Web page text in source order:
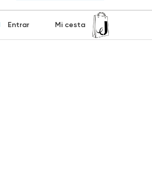
Entrar Mi cesta